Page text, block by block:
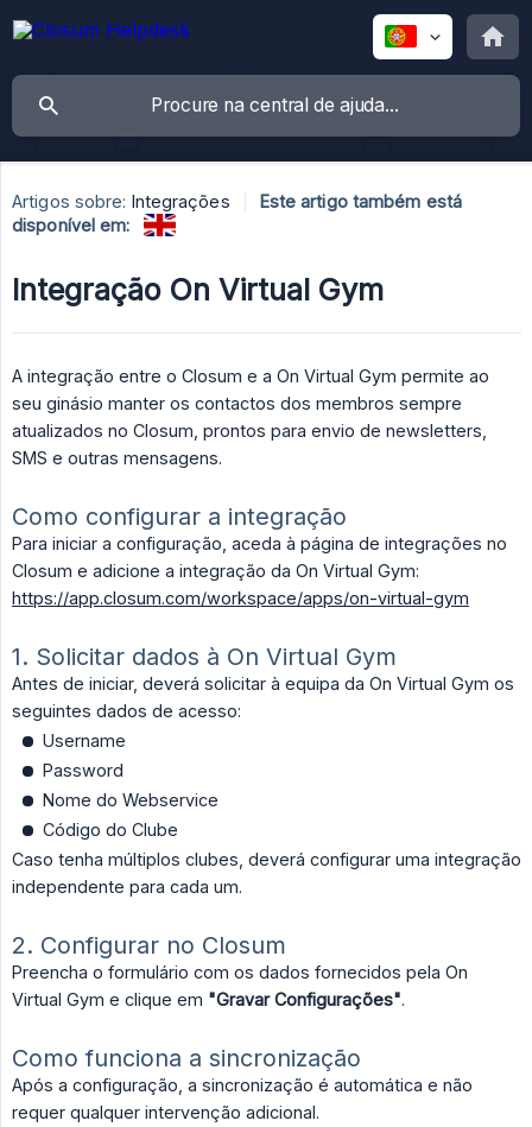
Artigos sobre: Integrações
Este artigo também está
disponível em:
Integração On Virtual Gym
A integração entre o Closum e a On Virtual Gym permite ao
seu ginásio manter os contactos dos membros sempre
atualizados no Closum, prontos para envio de newsletters,
SMS e outras mensagens.
Como configurar a integração
Para iniciar a configuração, aceda à página de integrações no
Closum e adicione a integração da On Virtual Gym:
https://app.closum.com/workspace/apps/on-virtual-gym
1. Solicitar dados à On Virtual Gym
Antes de iniciar, deverá solicitar à equipa da On Virtual Gym os
seguintes dados de acesso:
Username
Password
Nome do Webservice
Código do Clube
Caso tenha múltiplos clubes, deverá configurar uma integração
independente para cada um.
2. Configurar no Closum
Preencha o formulário com os dados fornecidos pela On
Virtual Gym e clique em "Gravar Configurações".
Como funciona a sincronização
Após a configuração, a sincronização é automática e não
requer qualquer intervenção adicional.